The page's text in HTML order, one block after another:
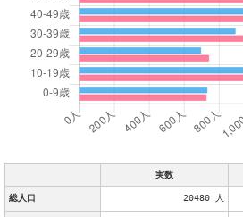
実数
総人口 20480 人